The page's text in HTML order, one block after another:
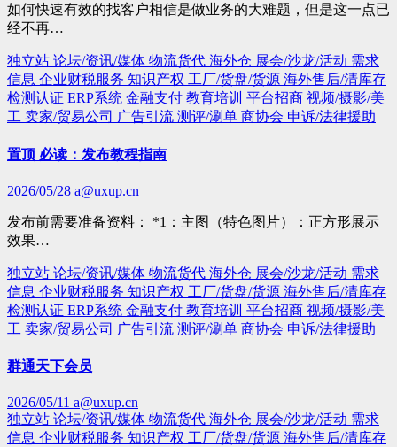
如何快速有效的找客户相信是做业务的大难题，但是这一点已
经不再…
独立站 论坛/资讯/媒体 物流货代 海外仓 展会/沙龙/活动 需求
信息 企业财税服务 知识产权 工厂/货盘/货源 海外售后/清库存
检测认证 ERP系统 金融支付 教育培训 平台招商 视频/摄影/美
工 卖家/贸易公司 广告引流 测评/涮单 商协会 申诉/法律援助
置顶 必读：发布教程指南
2026/05/28 a@uxup.cn
发布前需要准备资料： *1：主图（特色图片）：正方形展示
效果…
独立站 论坛/资讯/媒体 物流货代 海外仓 展会/沙龙/活动 需求
信息 企业财税服务 知识产权 工厂/货盘/货源 海外售后/清库存
检测认证 ERP系统 金融支付 教育培训 平台招商 视频/摄影/美
工 卖家/贸易公司 广告引流 测评/涮单 商协会 申诉/法律援助
群通天下会员
2026/05/11 a@uxup.cn
独立站 论坛/资讯/媒体 物流货代 海外仓 展会/沙龙/活动 需求
信息 企业财税服务 知识产权 工厂/货盘/货源 海外售后/清库存